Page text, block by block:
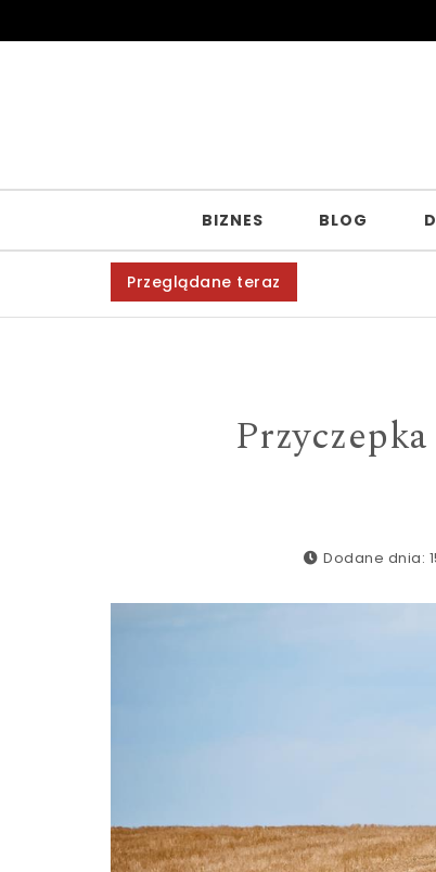
BIZNES BLOG
Przeglądane teraz
Dodane dnia: